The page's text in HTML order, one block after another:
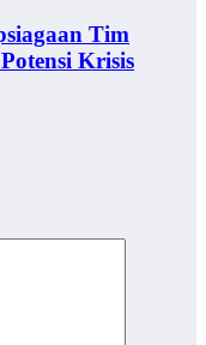
Tim
Krisis